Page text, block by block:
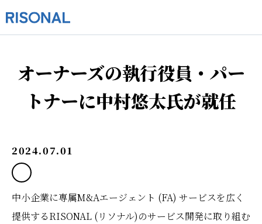
オーナーズの執行役員・パー
トナーに中村悠太氏が就任
2024.07.01
中小企業に専属M&Aエージェント (FA) サービスを広く
提供するRISONAL (リソナル)のサービス開発に取り組む